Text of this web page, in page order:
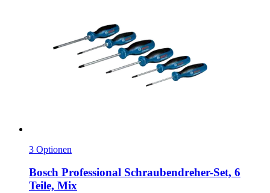
3 Optionen
Bosch Professional Schraubendreher-​Set, 6
Teile, Mix